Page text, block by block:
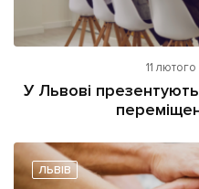
11
У Львові
ЛЬВІВ